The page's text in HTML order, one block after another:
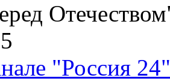
"Россия